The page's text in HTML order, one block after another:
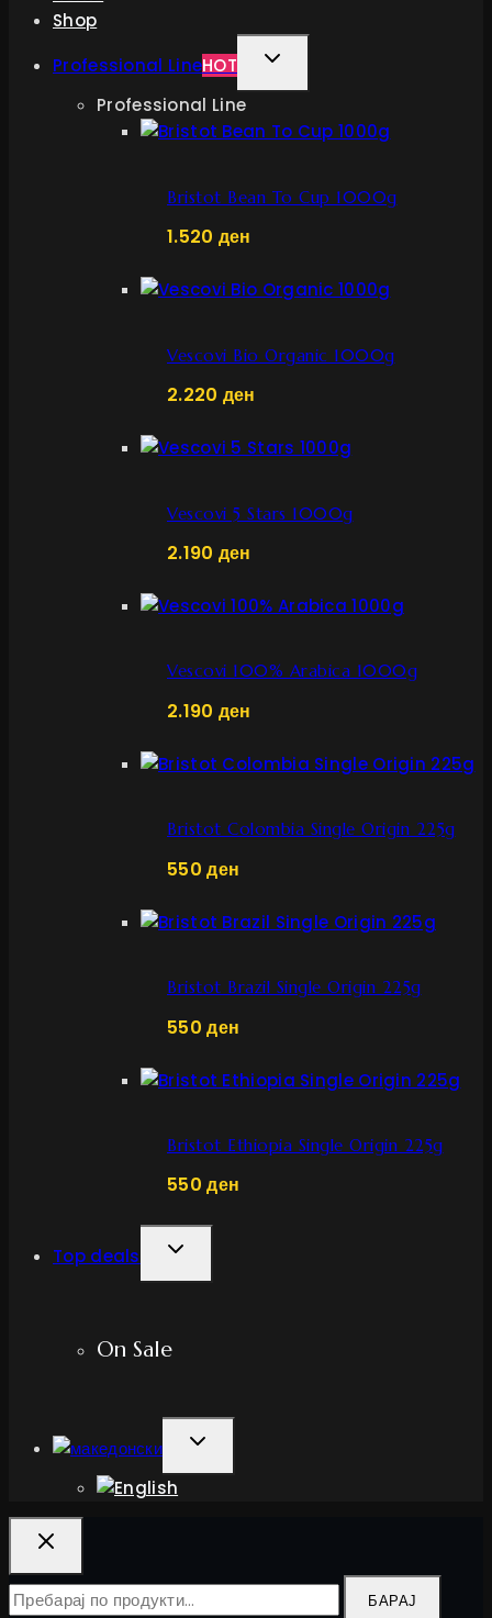
Shop
Professional LineHOT
TOGGLE
CHILD
Professional Line
Bristot Bean To Cup 1000g
1.520 ден
Vescovi Bio Organic 1000g
2.220 ден
Vescovi 5 Stars 1000g
2.190 ден
Vescovi 100% Arabica 1000g
2.190 ден
Bristot Colombia Single Origin 225g
550ден
Bristot Brazil Single Origin 225g
550ден
Bristot Ethiopia Single Origin 225g
550ден
Top deals
TOGGLE
CHILD
On Sale
TOGGLE
CHILD
Барај
за:
БАРАЈ